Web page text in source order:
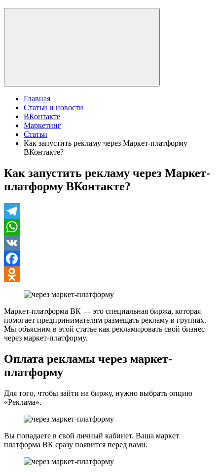
Главная
Статьи и новости
ВКонтакте
Маркетинг
Статьи
Как запустить рекламу через Маркет-платформу
ВКонтакте?
Как запустить рекламу через Маркет-
платформу ВКонтакте?
Telegram
WhatsApp
VK
Facebook
Odnoklassniki
Маркет-платформа ВК — это специальная биржа, которая
помогает предпринимателям размещать рекламу в группах.
Мы объясним в этой статье как рекламировать свой бизнес
через маркет-платформу.
Оплата рекламы через маркет-
платформу
Для того, чтобы зайти на биржу, нужно выбрать опцию
«Реклама».
Вы попадаете в свой личный кабинет. Ваша маркет
платформа ВК сразу появится перед вами.